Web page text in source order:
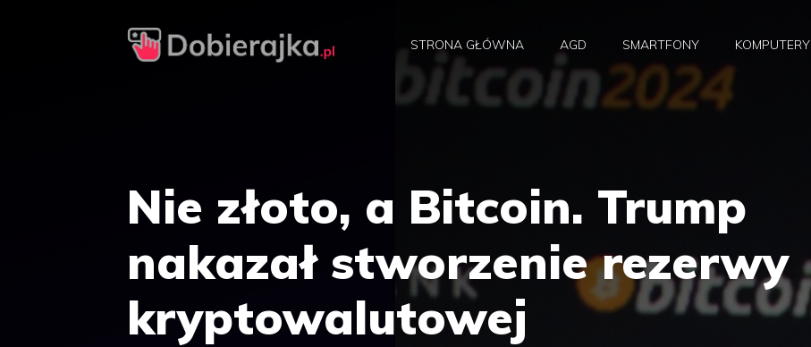
STRONA GŁÓWNA AGD SMARTFONY KOMPUTERY
Nie złoto, a Bitcoin. Trump
nakazał stworzenie rezerwy
kryptowalutowej